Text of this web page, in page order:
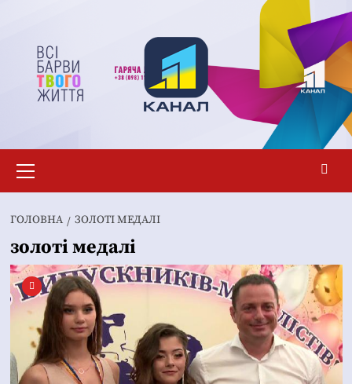
вмісту
меню
ГОЛОВНА ЗОЛОТІ МЕДАЛІ
золоті медалі